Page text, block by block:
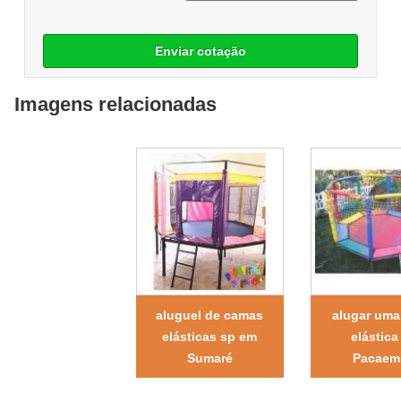
Enviar cotação
Imagens relacionadas
aluguel de camas
elásticas sp em
Sumaré
alugar
elástica